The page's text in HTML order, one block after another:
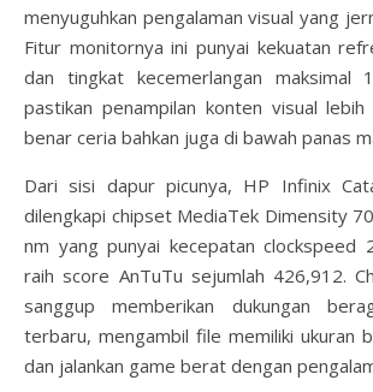
menyuguhkan pengalaman visual yang
Fitur monitornya ini punyai kekuatan
dan tingkat kecemerlangan maksimal
pastikan penampilan konten visual
benar ceria bahkan juga di bawah panas
Dari sisi dapur picunya, HP Infinix
dilengkapi chipset MediaTek Dimensity
nm yang punyai kecepatan clockspeed
raih score AnTuTu sejumlah 426,912.
sanggup memberikan dukungan
terbaru, mengambil file memiliki ukuran
dan jalankan game berat dengan